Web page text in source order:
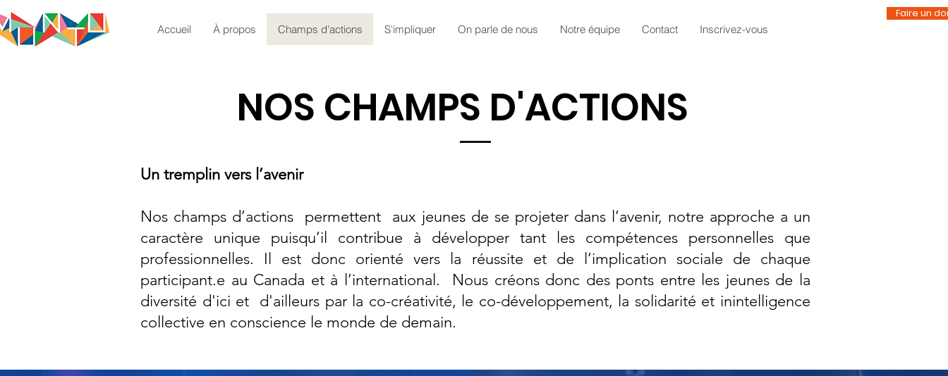
Accueil À propos Champs d'actions S'impliquer On parle de nous Notre équipe Contact Inscrivez-vous
Faire un
NOS CHAMPS D'ACTIONS
Un tremplin vers l’avenir
Nos champs d’actions permettent aux jeunes de se projeter dans l’avenir, notre approche a un
caractère unique puisqu’il contribue à développer tant les compétences personnelles que
professionnelles. Il est donc orienté vers la réussite et de l’implication sociale de chaque
participant.e au Canada et à l’international. Nous créons donc des ponts entre les jeunes de la
diversité d'ici et d'ailleurs par la co-créativité, le co-développement, la solidarité et inintelligence
collective en conscience le monde de demain.